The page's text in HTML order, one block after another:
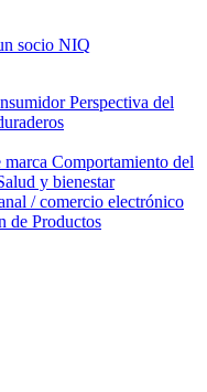
socio NIQ
Perspectiva del
marca Comportamiento del
y bienestar
/ comercio electrónico
de Productos